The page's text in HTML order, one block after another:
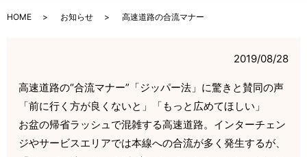
HOME お知らせ 高速道路の合流マナー
2019/08/28
高速道路の“合流マナー”「ジッパー法」に驚きと賛同の声
「前に行く方が良くないと」「もっと広めてほしい」
お盆の帰省ラッシュで混雑する高速道路。インターチェン
ジやサービスエリアでは本線への合流が多く発生するが、